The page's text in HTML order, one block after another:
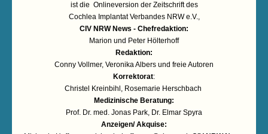
ist die Onlineversion der Zeitschrift des
Cochlea Implantat Verbandes NRW e.V.,
CIV NRW News - Chefredaktion:
Marion und Peter Hölterhoff
Redaktion:
Conny Vollmer, Veronika Albers und freie Autoren
Korrektorat:
Christel Kreinbihl, Rosemarie Herschbach
Medizinische Beratung:
Prof. Dr. med. Jonas Park, Dr. Elmar Spyra
Anzeigen/ Akquise: